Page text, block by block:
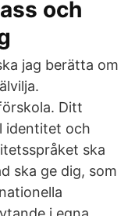
och
jag berätta om
Ditt
identitet och
ska
ska ge dig, som